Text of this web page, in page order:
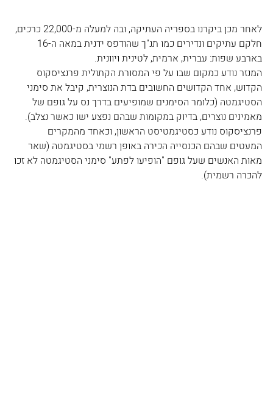
לאחר מכן ביקרנו בספריה העתיקה, ובה למעלה מ-22,000 כרכים,
בארבע שפות: עברית, ארמית, לטינית ויוונית.
המנזר נודע כמקום שבו על פי המסורת הקתולית פרנציסקוס
הקדוש, אחד הקדושים החשובים בדת הנוצרית, קיבל את סימני
הסטיגמטה (כלומר הסימנים שמופיעים בדרך נס על גופם של
מאמינים נוצרים, בדיוק במקומות שבהם נפצע ישו כאשר נצלב).
פרנציסקוס נודע כסטיגמטיסט הראשון, וכאחד מהמקרים
המעטים שבהם הכנסייה הכירה באופן רשמי בסטיגמטה (שאר
מאות האנשים שעל גופם "הופיעו לפתע" סימני הסטיגמטה לא זכו
להכרה רשמית).